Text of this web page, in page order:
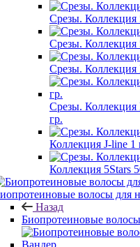
Срезы. Коллекция
Срезы. Коллекция
Срезы. Коллекция
Срезы. Коллекция
гр.
Коллекция J-line 1
Коллекция 5Stars
волосы для
Назад
Биопротеиновые